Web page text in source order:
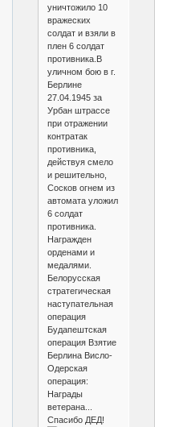
уничтожило 10
вражеских
солдат и взяли в
плен 6 солдат
противника.В
уличном бою в г.
Берлине
27.04.1945 за
Урбан штрассе
при отражении
контратак
противника,
действуя смело
и решительно,
Сосков огнем из
автомата уложил
6 солдат
противника.
Награжден
орденами и
медалями.
Белорусская
стратегическая
наступательная
операция
Будапештская
операция Взятие
Берлина Висло-
Одерская
операция:
Награды
ветерана...
Спасибо ДЕД!